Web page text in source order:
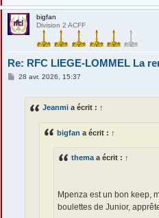
bigfan
Division 2 ACFF
Re: RFC LIEGE-LOMMEL La
M28 avr. 2026, 15:37
Jeanmi a écrit : ↑
bigfan a écrit : ↑
thema a écrit : ↑
Mpenza est un bon keep,
boulettes de Junior,